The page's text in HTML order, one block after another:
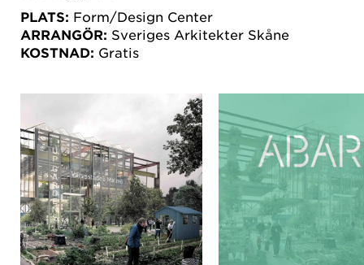
PLATS: Form/Design Center
ARRANGÖR: Sveriges Arkitekter Skåne
KOSTNAD: Gratis